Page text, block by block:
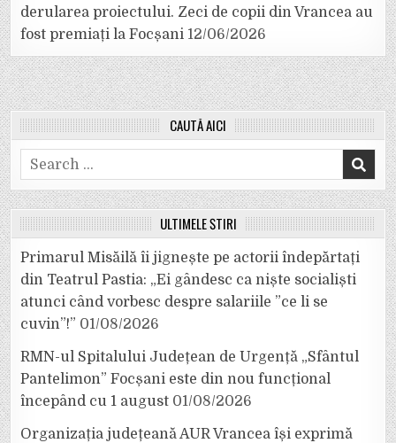
derularea proiectului. Zeci de copii din Vrancea au
fost premiați la Focșani 12/06/2026
CAUTĂ AICI
Search
for:
ULTIMELE ȘTIRI
Primarul Misăilă îi jignește pe actorii îndepărtați
din Teatrul Pastia: „Ei gândesc ca niște socialiști
atunci când vorbesc despre salariile ”ce li se
cuvin”!” 01/08/2026
RMN-ul Spitalului Județean de Urgență „Sfântul
Pantelimon” Focșani este din nou funcțional
începând cu 1 august 01/08/2026
Organizația județeană AUR Vrancea își exprimă